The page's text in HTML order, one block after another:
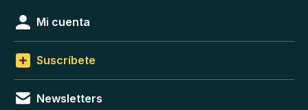
Mi cuenta
Suscríbete
Newsletters